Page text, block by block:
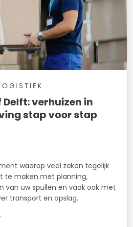
verhuizen in
stap voor stap
waarop veel zaken tegelijk
te maken met planning,
van uw spullen en vaak ook met
transport en opslag.